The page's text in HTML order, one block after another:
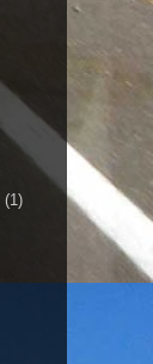
(1)